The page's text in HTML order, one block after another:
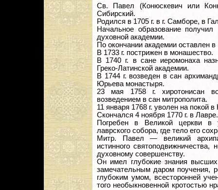
Св. Павел (Конюскевич или
Сибирский.
Родился в 1705 г. в г. Самборе, в
Начальное образование
духовной академии.
По окончании академии оставлен
В 1733 г. пострижен в монашество.
В 1740 г. в сане иеромонаха
Греко-Латинской академии.
В 1744 г. возведен в сан
Юрьева монастыря.
23 мая 1758 г. хиротонисан
возведением в сан митрополита.
11 января 1768 г. уволен на покой
Скончался 4 ноября 1770 г. в Лавре.
Погребен в Великой церкви в
лаврского собора, где тело его
Митр. Павел — великий
истинного
духовному совершенству.
Он имел глубокие знания высших
замечательным даром поучения,
глубоким умом, всесторонней
того необыкновенной кротостью